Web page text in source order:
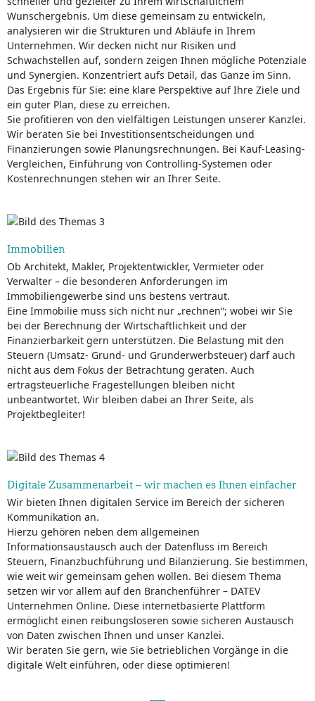
Wunschergebnis. Um diese gemeinsam zu entwickeln,
analysieren wir die Strukturen und Abläufe in Ihrem
Unternehmen. Wir decken nicht nur Risiken und
Schwachstellen auf, sondern zeigen Ihnen mögliche Potenziale
und Synergien. Konzentriert aufs Detail, das Ganze im Sinn.
Das Ergebnis für Sie: eine klare Perspektive auf Ihre Ziele und
ein guter Plan, diese zu erreichen.
Sie profitieren von den vielfältigen Leistungen unserer Kanzlei.
Wir beraten Sie bei Investitionsentscheidungen und
Finanzierungen sowie Planungsrechnungen. Bei Kauf-Leasing-
Vergleichen, Einführung von Controlling-Systemen oder
Kostenrechnungen stehen wir an Ihrer Seite.
Immobilien
Ob Architekt, Makler, Projektentwickler, Vermieter oder
Verwalter – die besonderen Anforderungen im
Immobiliengewerbe sind uns bestens vertraut.
Eine Immobilie muss sich nicht nur „rechnen“; wobei wir Sie
bei der Berechnung der Wirtschaftlichkeit und der
Finanzierbarkeit gern unterstützen. Die Belastung mit den
Steuern (Umsatz- Grund- und Grunderwerbsteuer) darf auch
nicht aus dem Fokus der Betrachtung geraten. Auch
ertragsteuerliche Fragestellungen bleiben nicht
unbeantwortet. Wir bleiben dabei an Ihrer Seite, als
Projektbegleiter!
Digitale Zusammenarbeit – wir machen es Ihnen einfacher
Wir bieten Ihnen digitalen Service im Bereich der sicheren
Kommunikation an.
Hierzu gehören neben dem allgemeinen
Informationsaustausch auch der Datenfluss im Bereich
Steuern, Finanzbuchführung und Bilanzierung. Sie bestimmen,
wie weit wir gemeinsam gehen wollen. Bei diesem Thema
setzen wir vor allem auf den Branchenführer – DATEV
Unternehmen Online. Diese internetbasierte Plattform
ermöglicht einen reibungsloseren sowie sicheren Austausch
von Daten zwischen Ihnen und unser Kanzlei.
Wir beraten Sie gern, wie Sie betrieblichen Vorgänge in die
digitale Welt einführen, oder diese optimieren!